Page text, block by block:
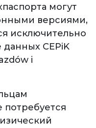
могут
версиями,
исключительно
данных CEPiK
i